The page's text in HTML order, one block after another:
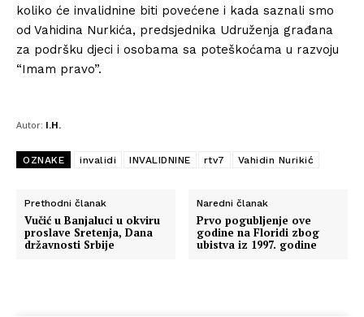
koliko će invalidnine biti povećene i kada saznali smo
od Vahidina Nurkića, predsjednika Udruženja građana
za podršku djeci i osobama sa poteškoćama u razvoju
“Imam pravo”.
Autor: I.H.
OZNAKE invalidi INVALIDNINE rtv7 Vahidin Nurikić
Prethodni članak
Vučić u Banjaluci u okviru
proslave Sretenja, Dana
državnosti Srbije
Naredni članak
Prvo pogubljenje ove
godine na Floridi zbog
ubistva iz 1997. godine